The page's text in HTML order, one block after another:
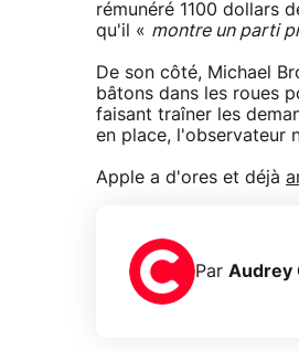
rémunéré 1100 dollars
qu'il « montre un parti
De son côté, Michael
bâtons dans les roues
faisant traîner les
en place, l'observateur
Apple a d'ores et déjà
Par Audrey